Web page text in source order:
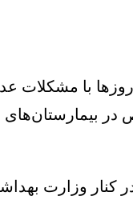
با مشکلات
در
بازنگری شود تا این سازمان